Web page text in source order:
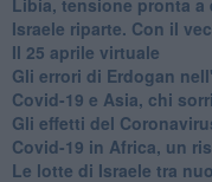
Israele riparte. Con il
Il 25 aprile virtuale
Gli errori di Erdogan
Covid-19 e Asia, chi
Gli effetti del
Covid-19 in Africa, un
Le lotte di Israele tra